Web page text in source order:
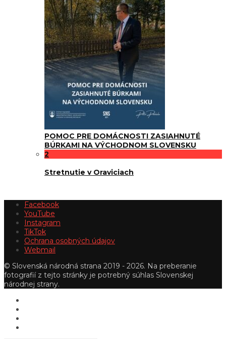
POMOC PRE DOMÁCNOSTI ZASIAHNUTÉ
BÚRKAMI NA VÝCHODNOM SLOVENSKU
2
Stretnutie v Oraviciach
Facebook
YouTube
Instagram
TikTok
Ochrana osobných údajov
Webmail
© Slovenská národná strana 2019 - 2026. Na preberanie
fotografií z tejto stránky je potrebný súhlas Slovenskej
národnej strany.